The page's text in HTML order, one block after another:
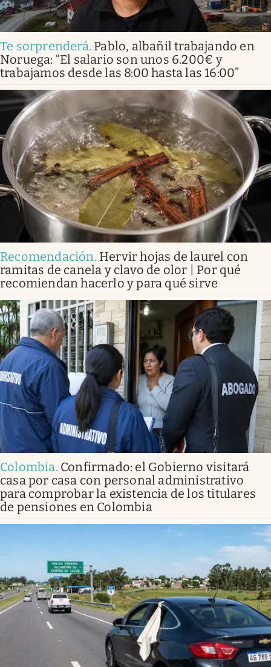
Te sorprenderá. Pablo, albañil trabajando en
Noruega: “El salario son unos 6.200€ y
trabajamos desde las 8:00 hasta las 16:00”
Recomendación. Hervir hojas de laurel con
ramitas de canela y clavo de olor | Por qué
recomiendan hacerlo y para qué sirve
Colombia. Confirmado: el Gobierno visitará
casa por casa con personal administrativo
para comprobar la existencia de los titulares
de pensiones en Colombia